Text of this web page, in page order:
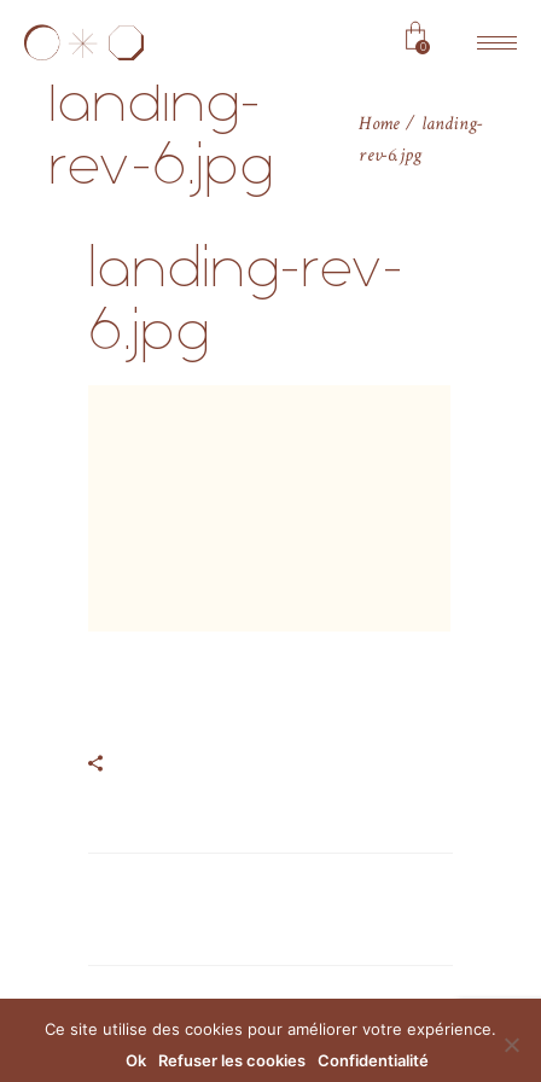
0
landing-
rev-6.jpg
Home
landing-
rev-6.jpg
landing-rev-
6.jpg
Ce site utilise des cookies pour améliorer votre expérience.
Ok
Refuser les cookies Confidentialité